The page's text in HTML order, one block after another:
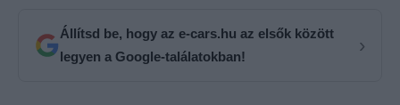
Állítsd be, hogy az e-cars.hu az elsők között
legyen a Google-találatokban!
›